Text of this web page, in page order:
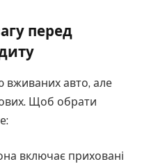
перед
вживаних авто, але
Щоб обрати
включає приховані